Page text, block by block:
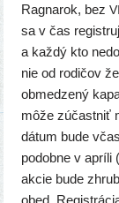
Ragnarok, bez
sa v čas
a kaž­dý kto
nie od rodi­čov
obme­dze­ný
môže zúčast­niť
dátum bude
po­dob­ne v aprí­li
akcie bude
obed.